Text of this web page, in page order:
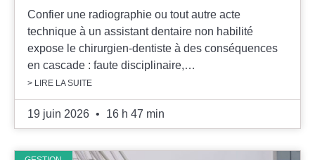
Confier une radiographie ou tout autre acte
technique à un assistant dentaire non habilité
expose le chirurgien-dentiste à des conséquences
en cascade : faute disciplinaire,…
> LIRE LA SUITE
19 juin 2026 16 h 47 min